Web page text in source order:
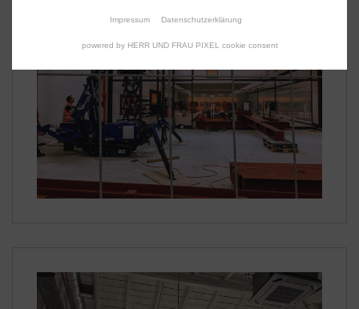
Impressum Datenschutzerklärung
powered by HERR UND FRAU PIXEL cookie consent